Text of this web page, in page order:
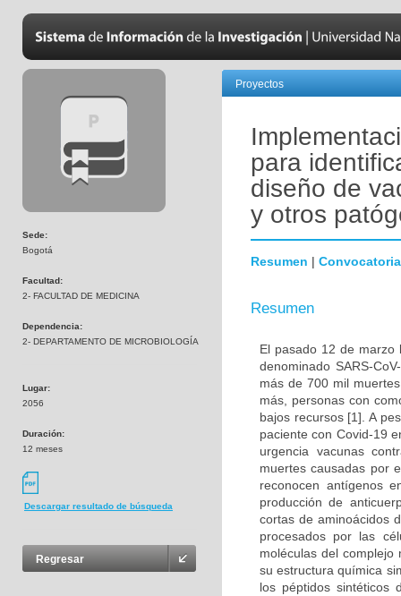
Sede:
Bogotá
Facultad:
2- FACULTAD DE MEDICINA
Dependencia:
2- DEPARTAMENTO DE MICROBIOLOGÍA
Lugar:
2056
Duración:
12 meses
Descargar resultado de búsqueda
Regresar
Proyectos
para
diseño de
y otros
Resumen | Convocatoria
Resumen
El pasado 12 de marzo
denominado SARS-
más de 700 mil
más, personas con
bajos recursos [1]. A
paciente con Covid-19
urgencia vacunas
muertes causadas por
reconocen antígenos
producción de
cortas de aminoácidos
procesados por las
moléculas del
su estructura química
los péptidos sintéticos